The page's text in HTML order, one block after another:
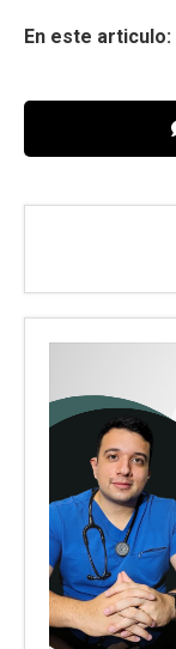
En este articulo: